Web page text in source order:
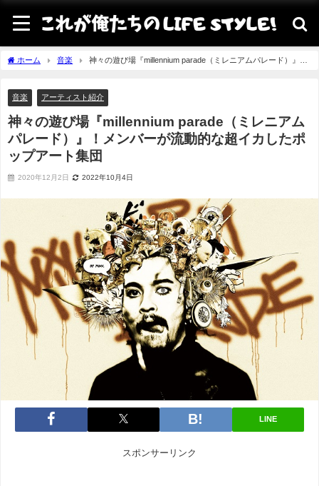
ホーム 音楽
神々の遊び場『millennium parade（ミレニアムパレード）』！
音楽 アーティスト紹介
神々の遊び場『millennium parade（ミレニアム
パレード）』！メンバーが流動的な超イカしたポ
ップアート集団
2020年12月2日 2022年10月4日
LINE
スポンサーリンク